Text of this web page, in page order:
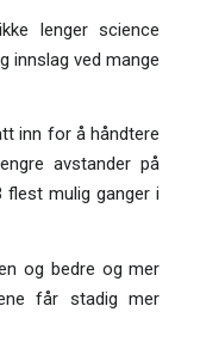
lenger science
innslag ved mange
inn for å håndtere
avstander på
mulig ganger i
og bedre og mer
får stadig mer